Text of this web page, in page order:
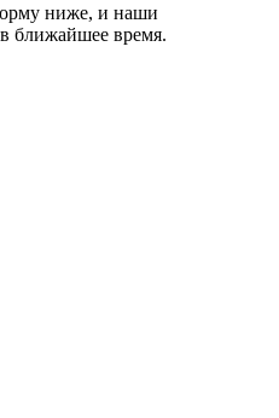
ниже, и наши
ближайшее время.